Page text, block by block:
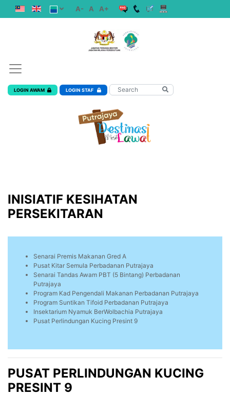
A- A A+
LOGIN AWAM LOGIN STAF
INISIATIF KESIHATAN
PERSEKITARAN
Senarai Premis Makanan Gred A
Pusat Kitar Semula Perbadanan Putrajaya
Senarai Tandas Awam PBT (5 Bintang) Perbadanan
Putrajaya
Program Kad Pengendali Makanan Perbadanan Putrajaya
Program Suntikan Tifoid Perbadanan Putrajaya
Insektarium Nyamuk BerWolbachia Putrajaya
Pusat Perlindungan Kucing Presint 9
PUSAT PERLINDUNGAN KUCING
PRESINT 9